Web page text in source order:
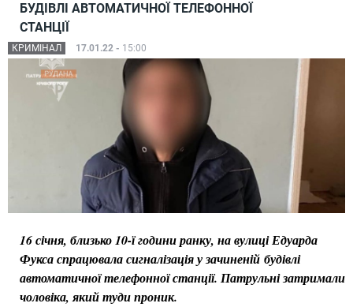
БУДІВЛІ АВТОМАТИЧНОЇ ТЕЛЕФОННОЇ
СТАНЦІЇ
КРИМІНАЛ 17.01.22 - 15:00
16 січня, близько 10-ї години ранку, на вулиці Едуарда
Фукса спрацювала сигналізація у зачиненій будівлі
автоматичної телефонної станції. Патрульні затримали
чоловіка, який туди проник.